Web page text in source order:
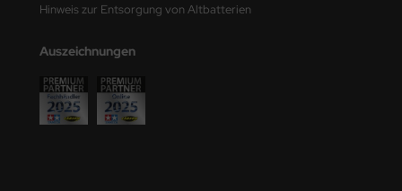
Hinweis zur Entsorgung von Altbatterien
Auszeichnungen